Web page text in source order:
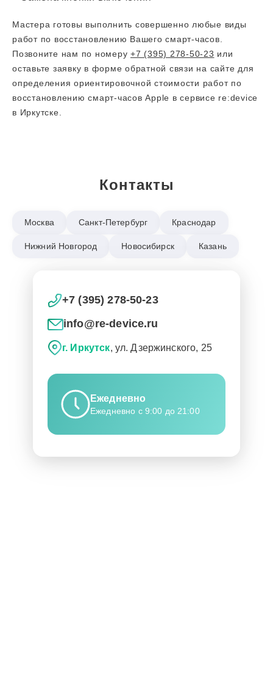
Мастера готовы выполнить совершенно любые виды
работ по восстановлению Вашего смарт-часов.
Позвоните нам по номеру +7 (395) 278-50-23 или
оставьте заявку в форме обратной связи на сайте для
определения ориентировочной стоимости работ по
восстановлению смарт-часов Apple в сервисе re:device
в Иркутске.
Контакты
Москва Санкт-Петербург Краснодар
Нижний Новгород Новосибирск Казань
+7 (395) 278-50-23
info@re-device.ru
г. Иркутск, ул. Дзержинского, 25
Ежедневно
Ежедневно с 9:00 до 21:00